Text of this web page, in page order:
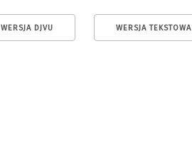
WERSJA DJVU WERSJA TEKSTOWA